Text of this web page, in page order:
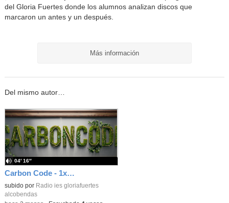
del Gloria Fuertes donde los alumnos analizan discos que
marcaron un antes y un después.
Más información
Del mismo autor…
Carbon Code - 1x04 - De la Luna, el espacios y sus naves
subido por Radio ies gloriafuertes
alcobendas
04′ 16″